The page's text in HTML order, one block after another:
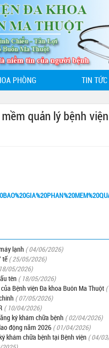
PHÒNG TIN
quản lý bệnh
lạnh ( 04/06/2026)
tế ( 25/05/2026)
05/2026)
tên ( 18/05/2026)
Bệnh viện Đa khoa Buôn Ma Thuột
( 07/05/2026)
( 10/04/2026)
ký khám chữa bệnh ( 02/04/2026)
động năm 2026 ( 01/04/2026)
khám chữa bệnh tại Bệnh viện ( 04/